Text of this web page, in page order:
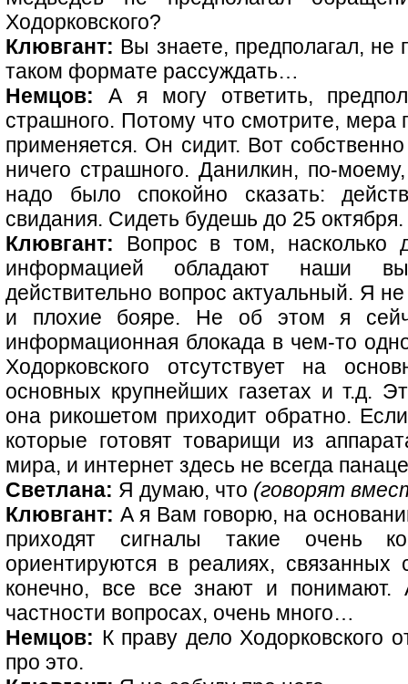
Ходорковского?
Клювгант: Вы знаете, предполагал, не
таком формате рассуждать…
Немцов: А я могу ответить,
страшного. Потому что смотрите, мера
применяется. Он сидит. Вот
ничего страшного. Данилкин, по-
надо было спокойно сказать:
свидания. Сидеть будешь до 25 октября.
Клювгант: Вопрос в том, насколько
информацией обладают наши
действительно вопрос актуальный. Я
и плохие бояре. Не об этом я
информационная блокада в чем-то
Ходорковского отсутствует на
основных крупнейших газетах и т.д.
она рикошетом приходит обратно.
которые готовят товарищи из
мира, и интернет здесь не всегда
Светлана: Я думаю, что (говорят
Клювгант: А я Вам говорю, на
приходят сигналы такие очень
ориентируются в реалиях,
конечно, все все знают и
частности вопросах, очень много…
Немцов: К праву дело Ходорковского
про это.